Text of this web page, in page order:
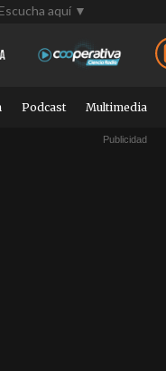
Escucha aquí ▼
Podcast Multimedia